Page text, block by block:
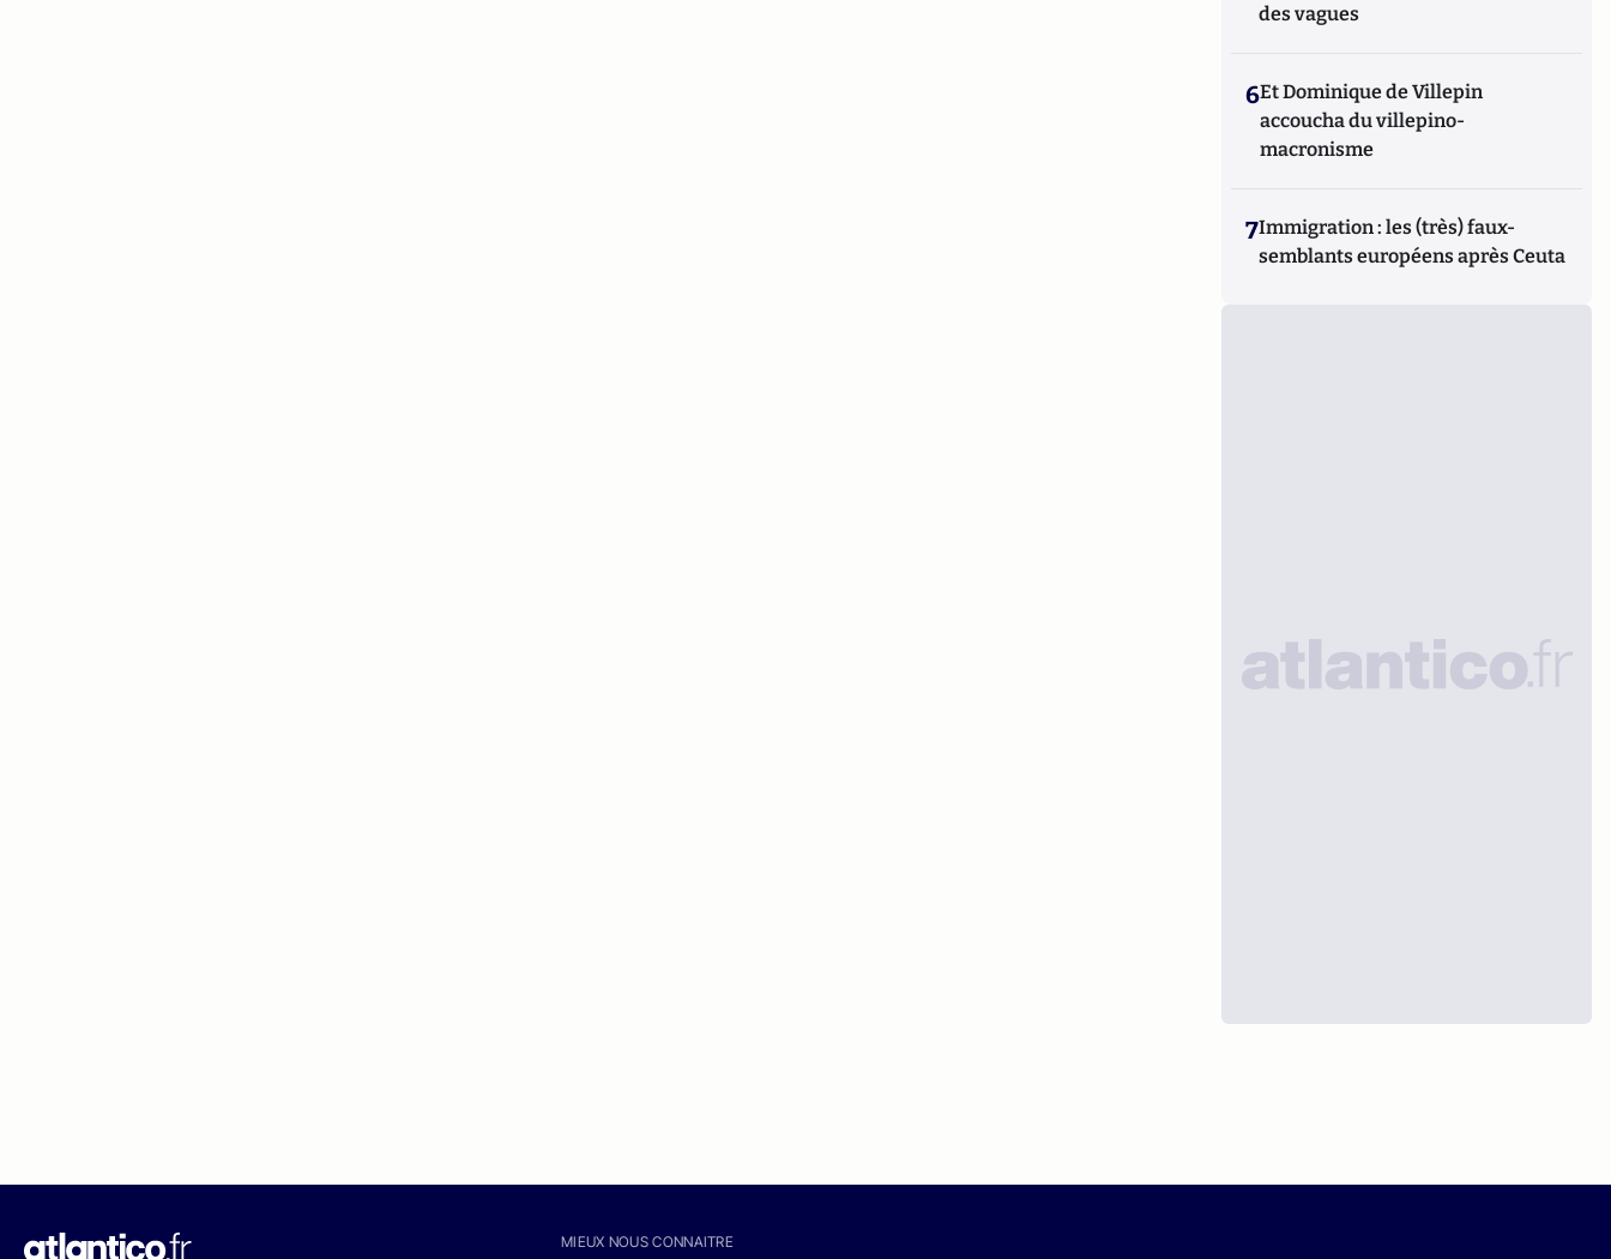
des vagues
6Et Dominique de Villepin
accoucha du villepino-
macronisme
7Immigration : les (très) faux-
semblants européens après Ceuta
MIEUX NOUS CONNAITRE